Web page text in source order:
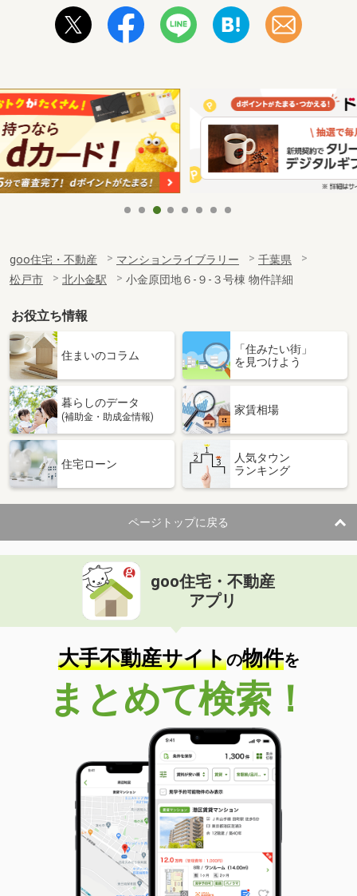
goo住宅・不動産 マンションライブラリー
千葉県
松戸市
北小金駅 小金原団地６-９-３号棟 物件詳細
お役立ち情報
住まいのコラム
「住みたい街」
を見つけよう
暮らしのデータ
(補助金・助成金情報)
家賃相場
住宅ローン
人気タウン
ランキング
ページトップに戻る
goo住宅・不動産
アプリ
大手不動産サイトの物件を
まとめて検索！